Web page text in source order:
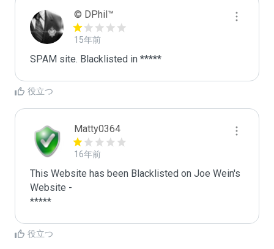
© DPhil™
15年前
SPAM site. Blacklisted in *****
役立つ
Matty0364
16年前
This Website has been Blacklisted on Joe Wein's
Website -
役立つ